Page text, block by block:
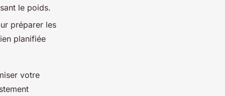
le poids.
préparer les
planifiée
votre